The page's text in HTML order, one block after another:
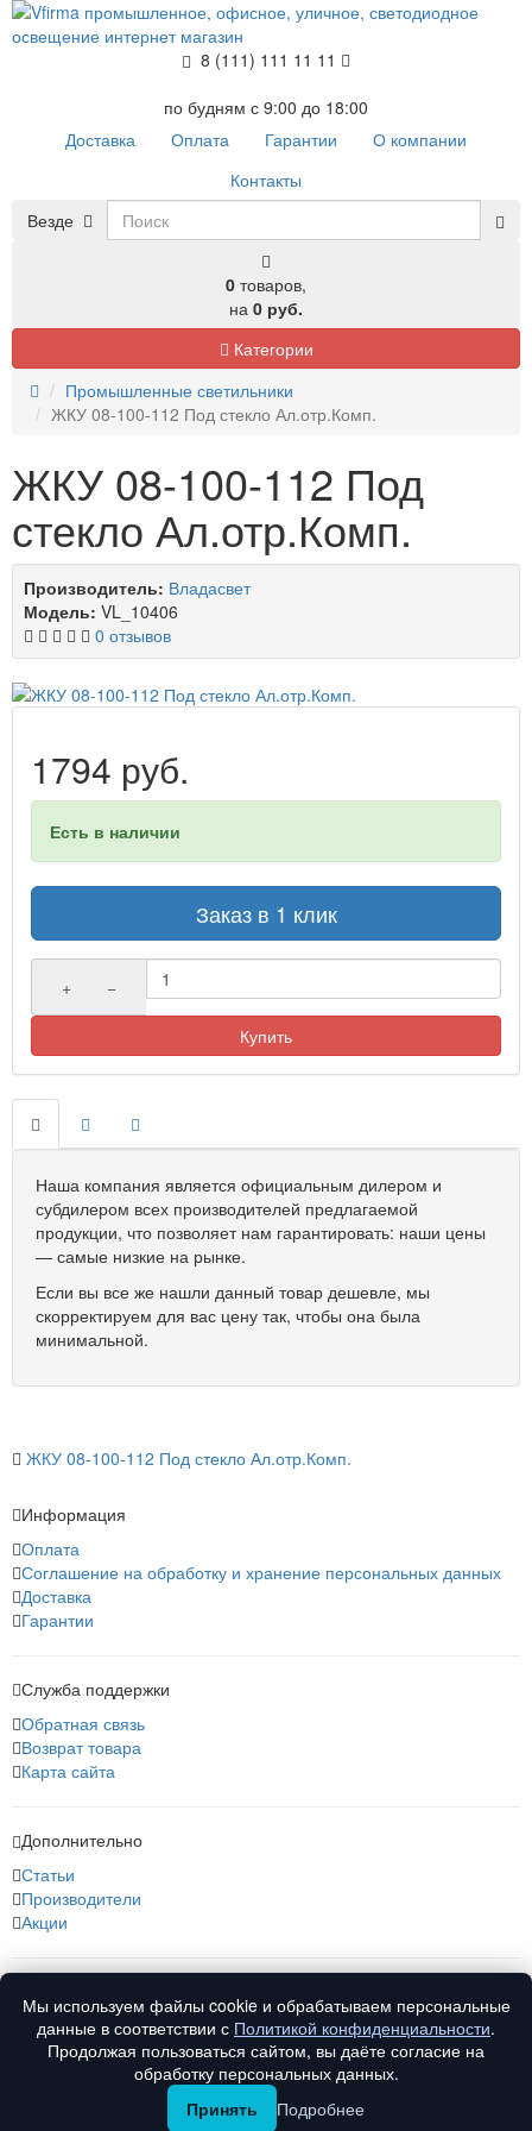
8 (111) 111 11 11
по будням с 9:00 до 18:00
Доставка
Оплата Гарантии
О компании
Контакты
Везде
0 товаров,
на 0 руб.
Категории
Промышленные светильники
ЖКУ 08-100-112 Под стекло Ал.отр.Комп.
ЖКУ 08-100-112 Под
стекло Ал.отр.Комп.
Производитель: Владасвет
Модель: VL_10406
0 отзывов
1794 руб.
Есть в наличии
Заказ в 1 клик
+ −
Купить
Наша компания является официальным дилером и
субдилером всех производителей предлагаемой
продукции, что позволяет нам гарантировать: наши цены
— самые низкие на рынке.
Если вы все же нашли данный товар дешевле, мы
скорректируем для вас цену так, чтобы она была
минимальной.
ЖКУ 08-100-112 Под стекло Ал.отр.Комп.
Информация
Оплата
Соглашение на обработку и хранение персональных данных
Доставка
Гарантии
Служба поддержки
Обратная связь
Возврат товара
Карта сайта
Дополнительно
Статьи
Производители
Акции
О компании
Контакты
Мы используем файлы cookie и обрабатываем персональные
данные в соответствии с Политикой конфиденциальности.
Продолжая пользоваться сайтом, вы даёте согласие на
обработку персональных данных.
Принять
Подробнее